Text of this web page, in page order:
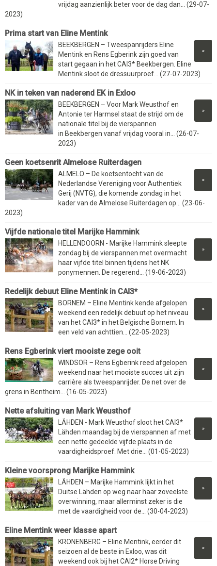
vrijdag aanzienlijk beter voor de dag dan... (29-07-
2023)
Prima start van Eline Mentink
»
BEEKBERGEN – Tweespanrijders Eline
Mentink en Rens Egberink zijn goed van
start gegaan in het CAI3* Beekbergen. Eline
Mentink sloot de dressuurproef... (27-07-2023)
NK in teken van naderend EK in Exloo
»
BEEKBERGEN – Voor Mark Weusthof en
Antonie ter Harmsel staat de strijd om de
nationale titel bij de vierspannen
in Beekbergen vanaf vrijdag vooral in... (26-07-
2023)
Geen koetsenrit Almelose Ruiterdagen
»
ALMELO – De koetsentocht van de
Nederlandse Vereniging voor Authentiek
Gerij (NVTG), die komende zondag in het
kader van de Almelose Ruiterdagen op... (23-06-
2023)
Vijfde nationale titel Marijke Hammink
»
HELLENDOORN - Marijke Hammink sleepte
zondag bij de vierspannen met overmacht
haar vijfde titel binnen tijdens het NK
ponymennen. De regerend... (19-06-2023)
Redelijk debuut Eline Mentink in CAI3*
»
BORNEM – Eline Mentink kende afgelopen
weekend een redelijk debuut op het niveau
van het CAI3* in het Belgische Bornem. In
een veld van achttien... (22-05-2023)
Rens Egberink viert mooiste zege ooit
»
WINDSOR – Rens Egberink reed afgelopen
weekend naar het mooiste succes uit zijn
carrière als tweespanrijder. De net over de
grens in Bentheim... (16-05-2023)
Nette afsluiting van Mark Weusthof
»
LÄHDEN - Mark Weusthof sloot het CAI3*
Lähden maandag bij de vierspannen af met
een nette gedeelde vijfde plaats in de
vaardigheidsproef. Met drie... (01-05-2023)
Kleine voorsprong Marijke Hammink
»
LÄHDEN – Marijke Hammink lijkt in het
Duitse Lähden op weg naar haar zoveelste
overwinning, maar allerminst zeker is die
met de vaardigheid voor de... (30-04-2023)
Eline Mentink weer klasse apart
»
KRONENBERG – Eline Mentink, eerder dit
seizoen al de beste in Exloo, was dit
weekend ook bij het CAI2* Horse Driving